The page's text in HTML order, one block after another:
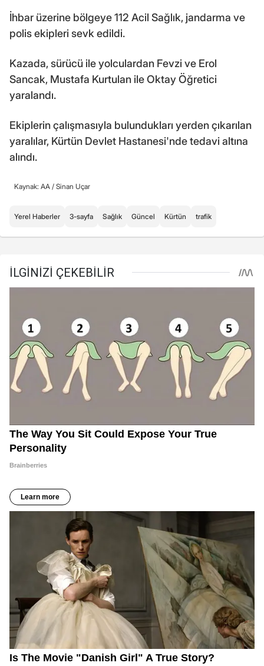
İhbar üzerine bölgeye 112 Acil Sağlık, jandarma ve
polis ekipleri sevk edildi.
Kazada, sürücü ile yolculardan Fevzi ve Erol
Sancak, Mustafa Kurtulan ile Oktay Öğretici
yaralandı.
Ekiplerin çalışmasıyla bulundukları yerden çıkarılan
yaralılar, Kürtün Devlet Hastanesi'nde tedavi altına
alındı.
Kaynak: AA / Sinan Uçar
Yerel Haberler 3-sayfa Sağlık Güncel Kürtün trafik